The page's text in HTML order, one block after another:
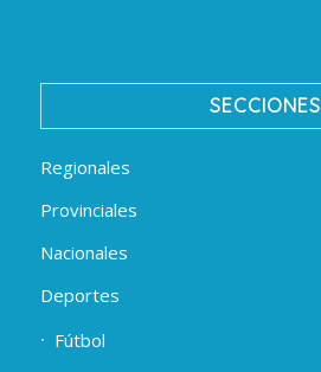
SECCIONES
Regionales
Provinciales
Nacionales
Deportes
Fútbol